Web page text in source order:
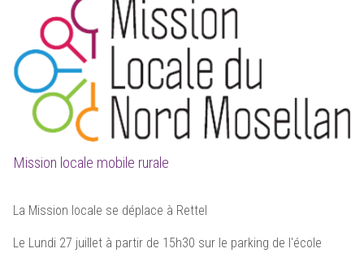
Mission locale mobile rurale
La Mission locale se déplace à Rettel
Le Lundi 27 juillet à partir de 15h30 sur le parking de l'école